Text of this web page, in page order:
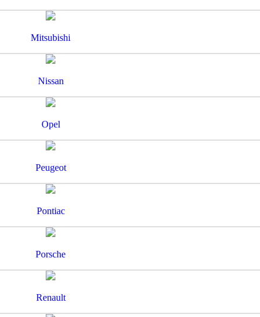
Mitsubishi
Nissan
Opel
Peugeot
Pontiac
Porsche
Renault